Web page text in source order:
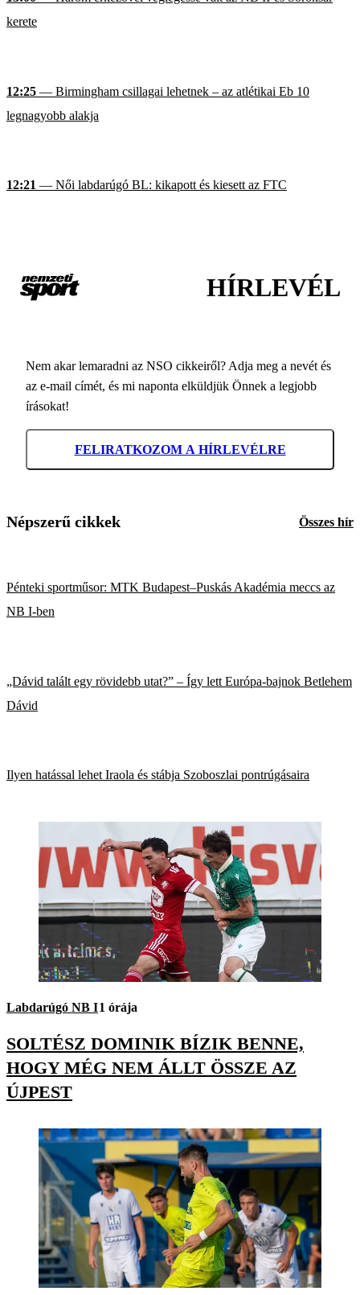
kerete
12:25 — Birmingham csillagai lehetnek – az atlétikai Eb 10
legnagyobb alakja
12:21 — Női labdarúgó BL: kikapott és kiesett az FTC
HÍRLEVÉL
Nem akar lemaradni az NSO cikkeiről? Adja meg a nevét és
az e-mail címét, és mi naponta elküldjük Önnek a legjobb
írásokat!
FELIRATKOZOM A HÍRLEVÉLRE
Népszerű cikkek Összes hír
Pénteki sportműsor: MTK Budapest–Puskás Akadémia meccs az
NB I-ben
„Dávid talált egy rövidebb utat?” – Így lett Európa-bajnok Betlehem
Dávid
Ilyen hatással lehet Iraola és stábja Szoboszlai pontrúgásaira
Labdarúgó NB I1 órája
SOLTÉSZ DOMINIK BÍZIK BENNE,
HOGY MÉG NEM ÁLLT ÖSSZE AZ
ÚJPEST